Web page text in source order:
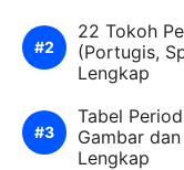
22 Tokoh
(Portugis,
Lengkap
Tabel
Gambar
Lengkap